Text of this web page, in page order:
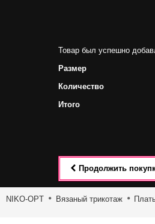
Товар был успешно
Размер
Количество
Итого
Продолжить
NIKO-OPT Вязаный трикотаж